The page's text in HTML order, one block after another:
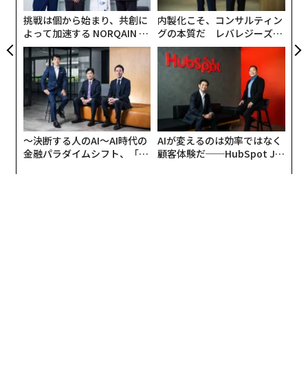
挑戦は個から始まり、共創に
よって加速する NORQAIN JA
PAN 特別座談会
内製化こそ、コンサルティン
グの本質だ レバレジーズが
実践する、次世代ファームの
全貌
〜決断する人のAI〜AI時代の
金融パラダイムシフト、「超
AIが変えるのは効率ではなく
顧客体験だ──HubSpot Ja